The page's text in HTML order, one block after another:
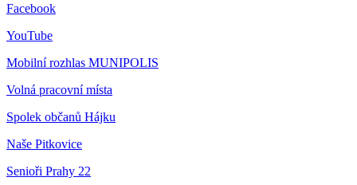
Facebook
YouTube
Mobilní rozhlas MUNIPOLIS
Volná pracovní místa
Spolek občanů Hájku
Naše Pitkovice
Senioři Prahy 22